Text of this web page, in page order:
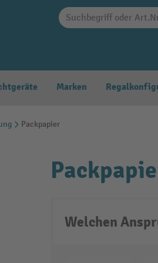
Marken
Packpapier
Welchen